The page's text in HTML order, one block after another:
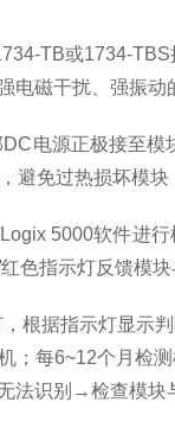
TB或1734-
电磁干扰、强振
电源正极接至
避免过热损坏模
5000软件进
色指示灯反馈模
根据指示灯显示
；每6~12个月检
法识别→检查模块